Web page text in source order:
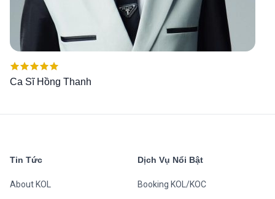
Ca Sĩ Hồng Thanh
Được xếp
5
Tin Tức
About KOL
Dịch Vụ Nổi Bật
Booking KOL/KOC